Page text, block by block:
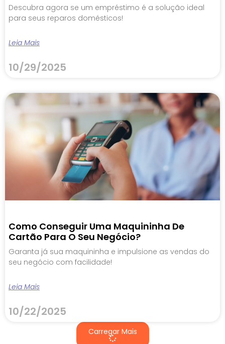
Descubra agora se um empréstimo é a solução ideal
para seus reparos domésticos!
Leia Mais
10/29/2025
Como Conseguir Uma Maquininha De
Cartão Para O Seu Negócio?
Garanta já sua maquininha e impulsione as vendas do
seu negócio com facilidade!
Leia Mais
10/22/2025
Carregar Mais